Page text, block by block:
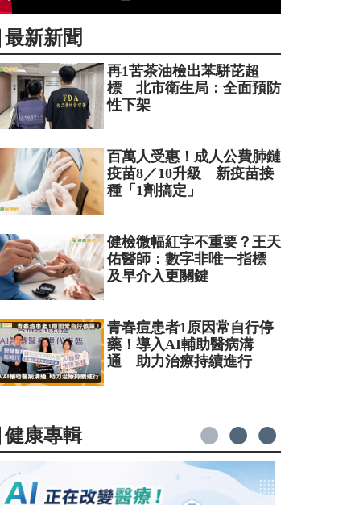
最新新聞
再1苦茶油檢出苯駢芘超
標 北市衛生局：全面預防
性下架
百萬人受惠！成人公費肺鏈
疫苗8／10升級 新疫苗接
種「1劑搞定」
健檢微幅紅字不重要？王天
佑醫師：數字非唯一指標
及早介入更關鍵
青春痘患者1原因常自行停
藥！導入AI輔助醫病溝
通 助力治療持續進行
健康專輯